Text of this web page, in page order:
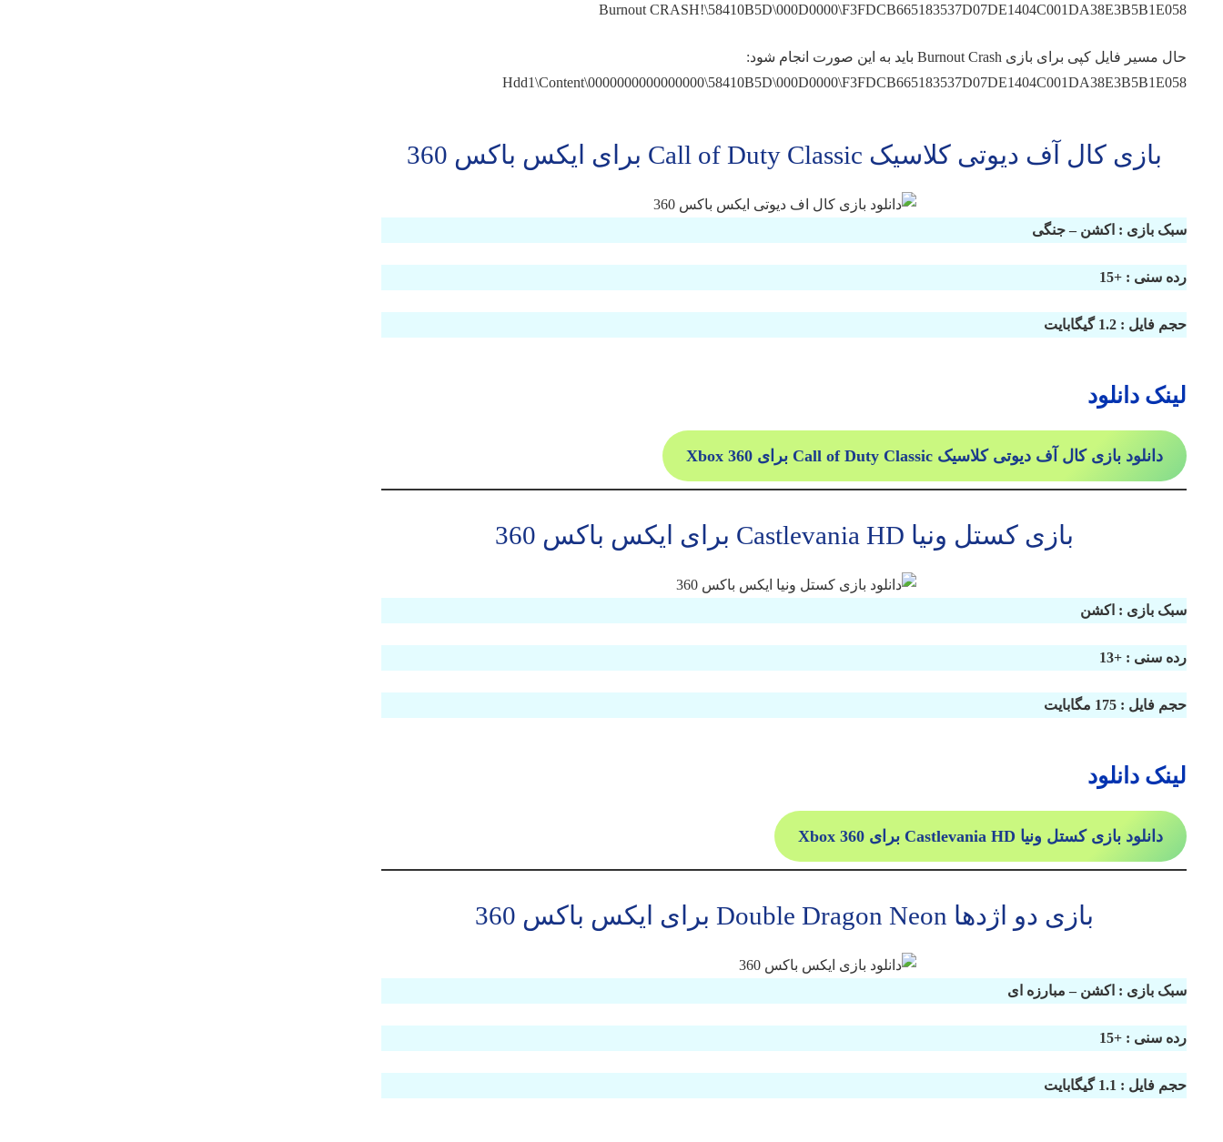
Burnout CRASH!\58410B5D\000D0000\F3FDCB665183537D07DE1404C001DA38E3B5B1E058
حال مسیر فایل کپی برای بازی Burnout Crash باید به این صورت انجام شود:
Hdd1\Content\0000000000000000\58410B5D\000D0000\F3FDCB665183537D07DE1404C001DA38E3B5B1E058
بازی کال آف دیوتی کلاسیک Call of Duty Classic برای ایکس باکس 360
سبک بازی : اکشن – جنگی
رده سنی : +15
حجم فایل : 1.2 گیگابایت
لینک دانلود
دانلود بازی کال آف دیوتی کلاسیک Call of Duty Classic برای Xbox 360
بازی کستل ونیا Castlevania HD برای ایکس باکس 360
سبک بازی : اکشن
رده سنی : +13
حجم فایل : 175 مگابایت
لینک دانلود
دانلود بازی کستل ونیا Castlevania HD برای Xbox 360
بازی دو اژدها Double Dragon Neon برای ایکس باکس 360
سبک بازی : اکشن – مبارزه ای
رده سنی : +15
حجم فایل : 1.1 گیگابایت